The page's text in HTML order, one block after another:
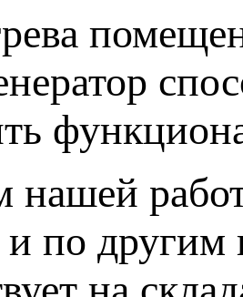
нашей
и по